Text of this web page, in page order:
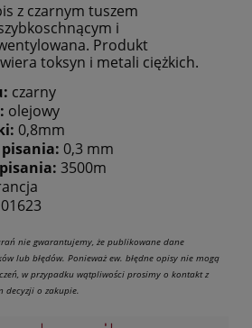
z czarnym tuszem
i
Produkt
toksyn i metali ciężkich.
czarny
olejowy
0,8mm
0,3 mm
3500m
nie gwarantujemy, że publikowane dane
lub błędów. Ponieważ ew. błędne opisy nie mogą
w przypadku wątpliwości prosimy o kontakt z
decyzji o zakupie.